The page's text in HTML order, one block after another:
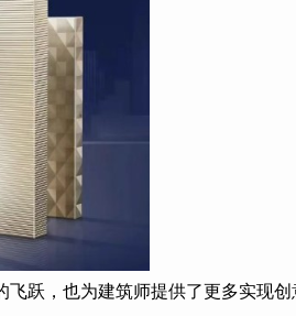
飞跃，也为建筑师提供了更多实现